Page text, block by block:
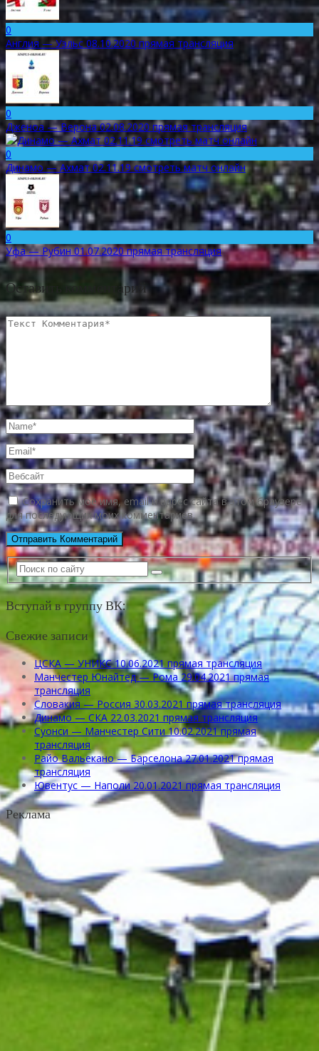
0
Англия — Уэльс 08.10.2020 прямая трансляция
0
Дженоа — Верона 02.08.2020 прямая трансляция
0
Динамо — Ахмат 02.11.19 смотреть матч онлайн
0
Уфа — Рубин 01.07.2020 прямая трансляция
Оставить комментарий
Сохранить моё имя, email и адрес сайта в этом браузере
для последующих моих комментариев.
Вступай в группу ВК:
Свежие записи
ЦСКА — УНИКС 10.06.2021 прямая трансляция
Манчестер Юнайтед — Рома 29.04.2021 прямая
трансляция
Словакия — Россия 30.03.2021 прямая трансляция
Динамо — СКА 22.03.2021 прямая трансляция
Суонси — Манчестер Сити 10.02.2021 прямая
трансляция
Райо Вальекано — Барселона 27.01.2021 прямая
трансляция
Ювентус — Наполи 20.01.2021 прямая трансляция
Реклама